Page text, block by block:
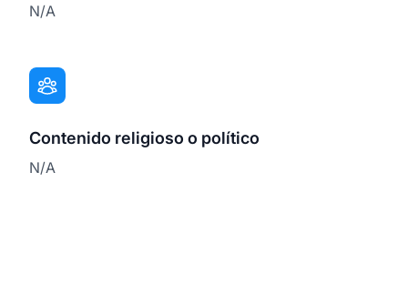
N/A
Contenido religioso o político
N/A